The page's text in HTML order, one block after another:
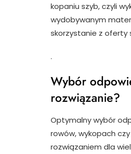
kopaniu szyb, czyli
wydobywanym
skorzystanie z oferty
.
Wybór
rozwiązanie?
Optymalny wybór
rowów, wykopach
rozwiązaniem dla